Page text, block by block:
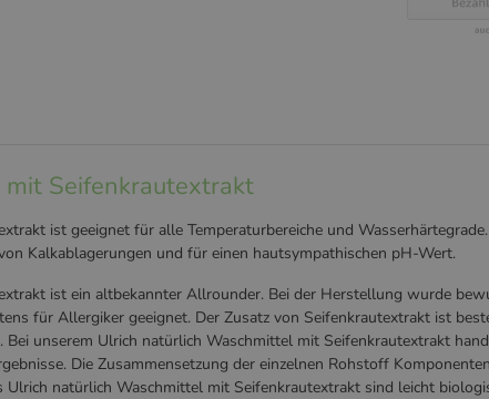
Seifenkrautextrakt
ist geeignet für alle Temperaturbereiche und
Kalkablagerungen und für einen hautsympathischen pH-Wert.
ist ein altbekannter Allrounder. Bei der Herstellung wurde
für Allergiker geeignet. Der Zusatz von Seifenkrautextrakt ist
unserem Ulrich natürlich Waschmittel mit Seifenkrautextrakt
Die Zusammensetzung der einzelnen Rohstoff
Ulrich natürlich Waschmittel mit Seifenkrautextrakt sind leicht